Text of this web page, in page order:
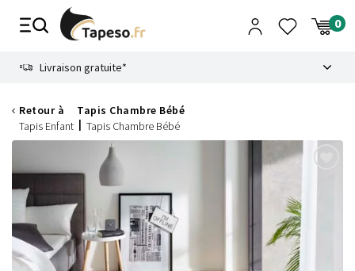
Livraison gratuite*
Retour à
Tapis Chambre Bébé
Tapis Enfant
Tapis Chambre Bébé